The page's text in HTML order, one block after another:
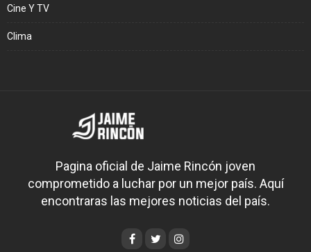
Cine Y TV
Clima
Pagina oficial de Jaime Rincón joven
comprometido a luchar por un mejor país. Aquí
encontraras las mejores noticias del país.